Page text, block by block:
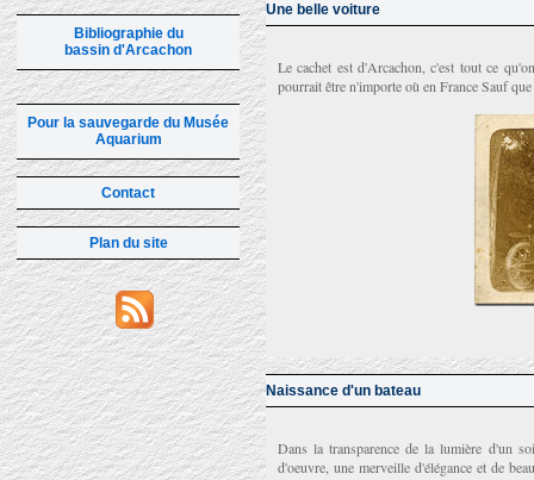
Bibliographie du
bassin d'Arcachon
Pour la sauvegarde du Musée
Aquarium
Contact
Plan du site
Une belle voiture
Le cachet est d'Arcachon, c'est tout ce
pourrait être n'importe où en France Sauf
Naissance d'un bateau
Dans la transparence de la lumière d'un
d'oeuvre, une merveille d'élégance et de